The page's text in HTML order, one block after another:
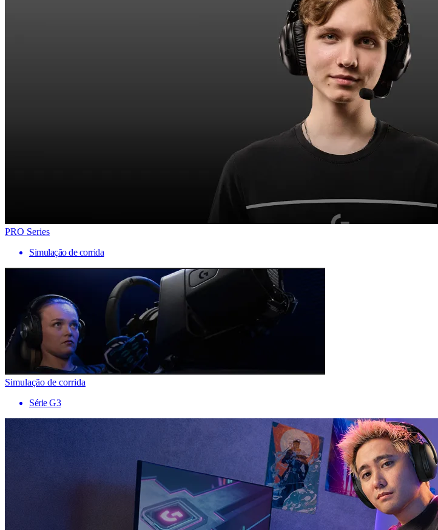
PRO Series
Simulação de corrida
Simulação de corrida
Série G3